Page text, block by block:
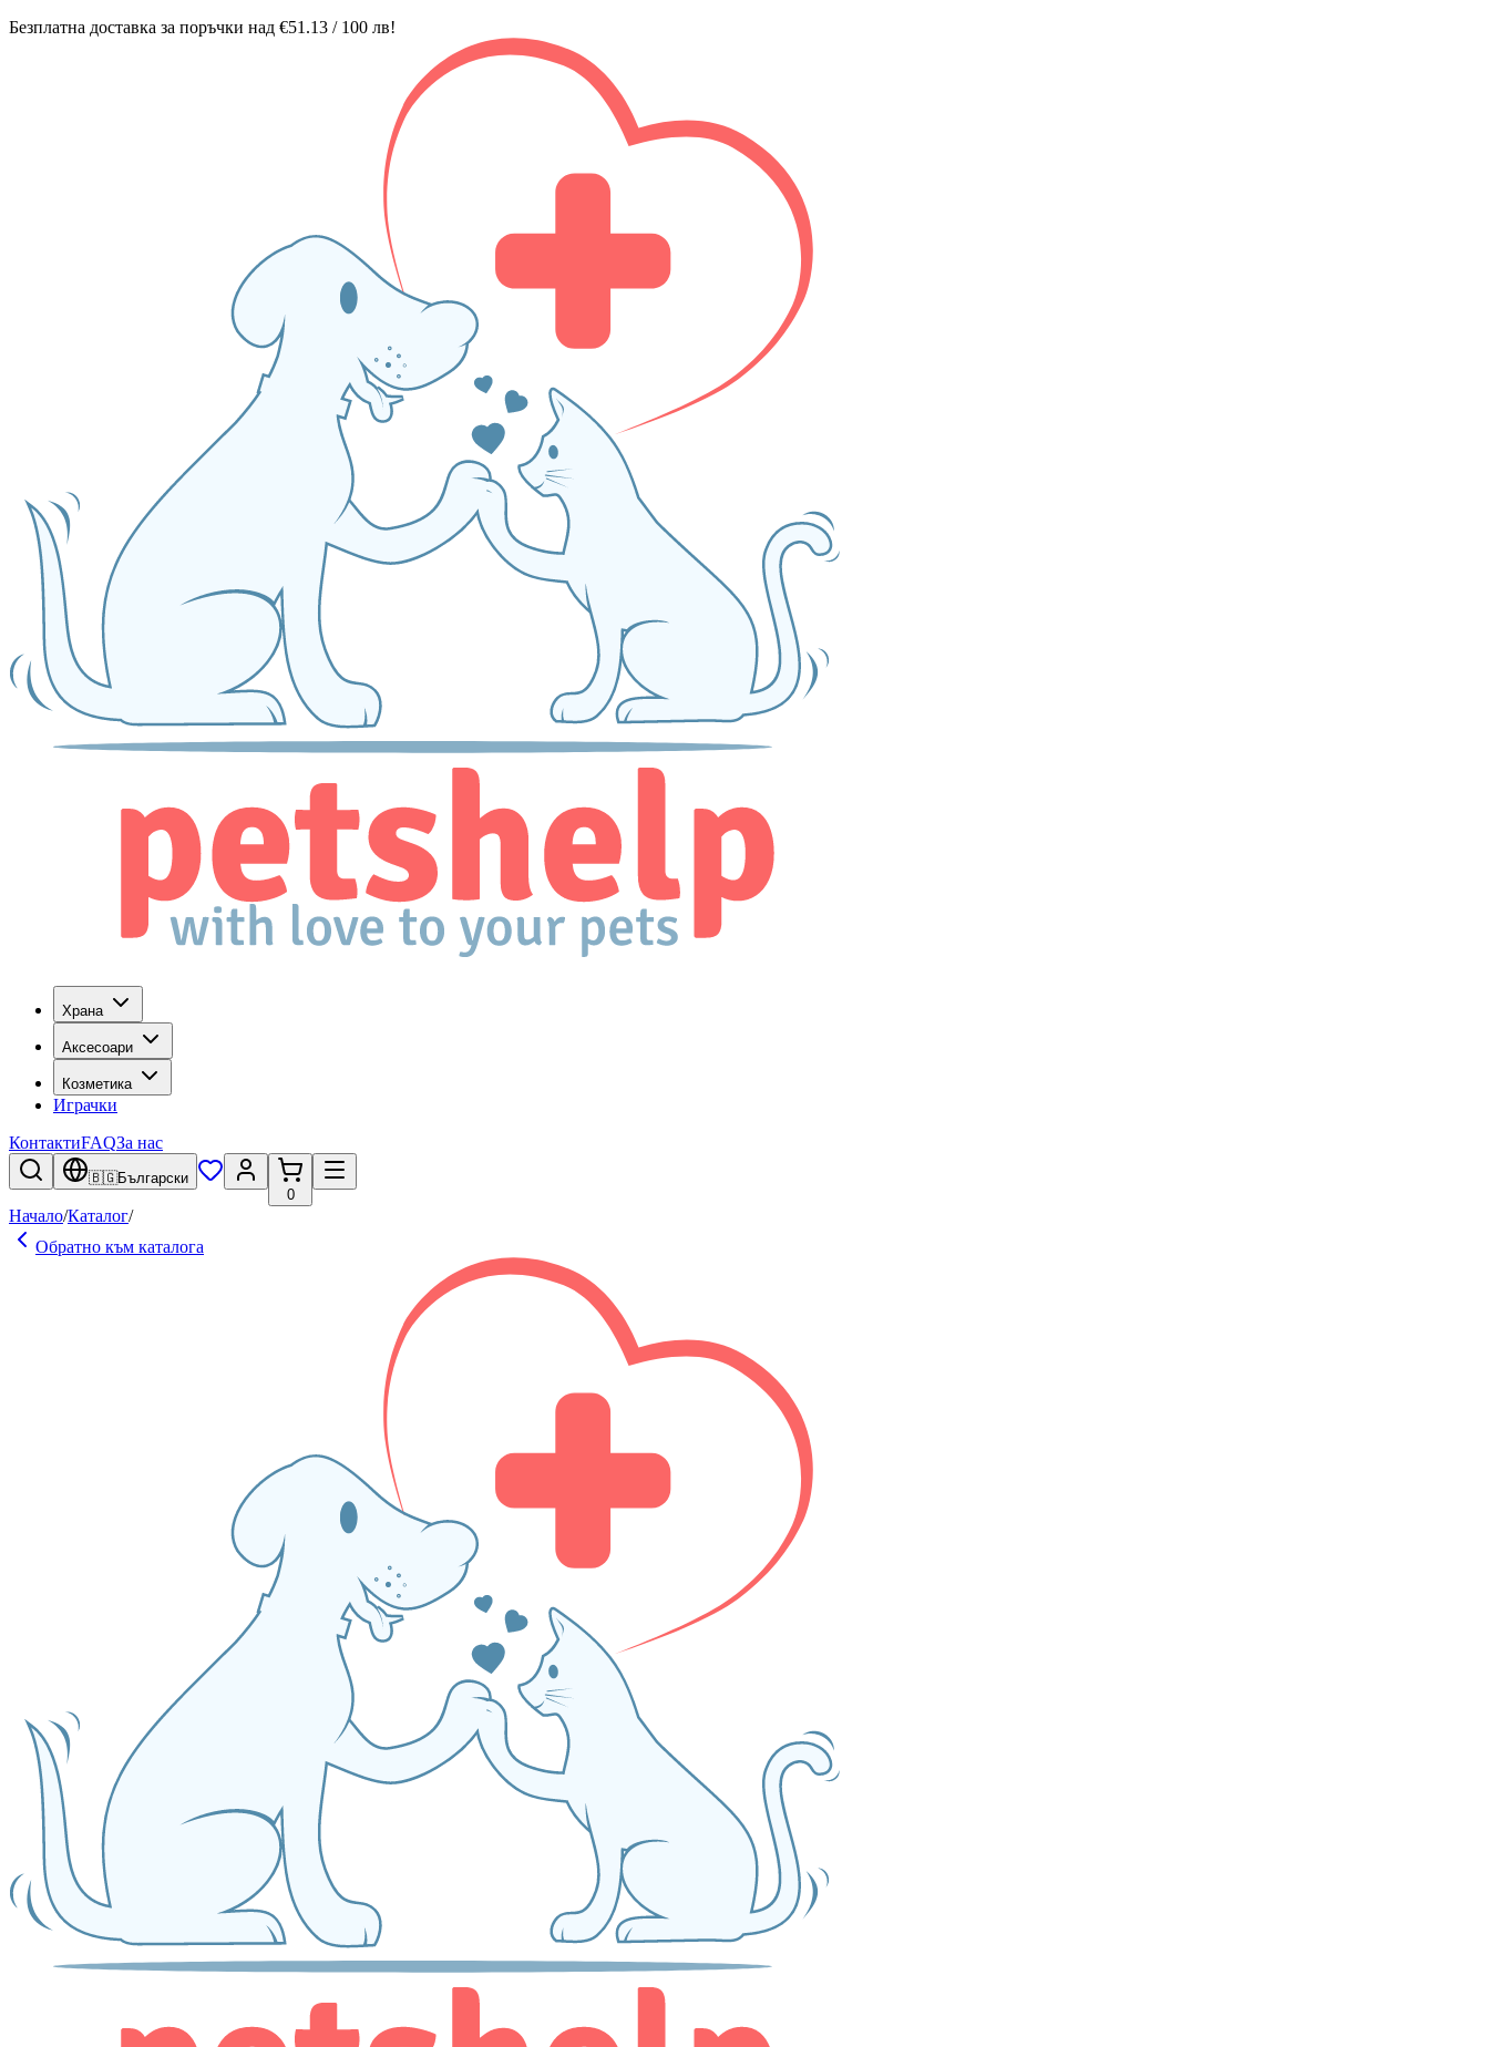
Безплатна доставка за поръчки над €51.13 / 100 лв!
Храна
Аксесоари
Козметика
Играчки
КонтактиFAQЗа нас
🇧🇬Български
0
Начало/Каталог/
Обратно към каталога